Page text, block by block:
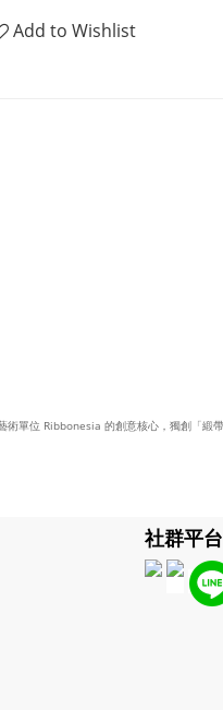
Add to Wishlist
單位 Ribbonesia 的創意核心，獨創「緞
社群平台